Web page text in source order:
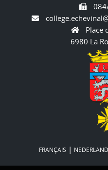
Place
6980 La
FRANÇAIS |